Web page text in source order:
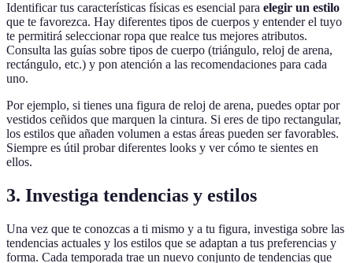
Identificar tus características físicas es esencial para elegir un estilo
que te favorezca. Hay diferentes tipos de cuerpos y entender el tuyo
te permitirá seleccionar ropa que realce tus mejores atributos.
Consulta las guías sobre tipos de cuerpo (triángulo, reloj de arena,
rectángulo, etc.) y pon atención a las recomendaciones para cada
uno.
Por ejemplo, si tienes una figura de reloj de arena, puedes optar por
vestidos ceñidos que marquen la cintura. Si eres de tipo rectangular,
los estilos que añaden volumen a estas áreas pueden ser favorables.
Siempre es útil probar diferentes looks y ver cómo te sientes en
ellos.
3. Investiga tendencias y estilos
Una vez que te conozcas a ti mismo y a tu figura, investiga sobre las
tendencias actuales y los estilos que se adaptan a tus preferencias y
forma. Cada temporada trae un nuevo conjunto de tendencias que